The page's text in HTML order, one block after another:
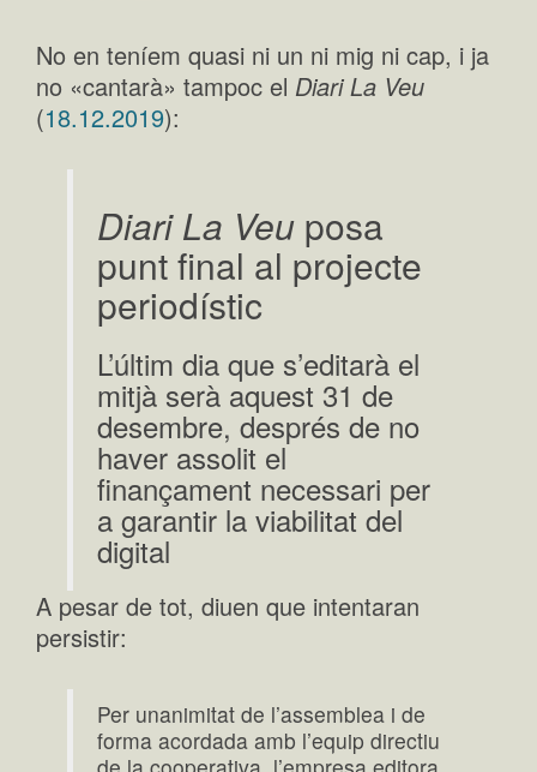
No en teníem quasi ni un ni mig ni cap, i ja
no «cantarà» tampoc el Diari La Veu
(18.12.2019):
Diari La Veu posa
punt final al projecte
periodístic
L’últim dia que s’editarà el
mitjà serà aquest 31 de
desembre, després de no
haver assolit el
finançament necessari per
a garantir la viabilitat del
digital
A pesar de tot, diuen que intentaran
persistir:
Per unanimitat de l’assemblea i de
forma acordada amb l’equip directiu